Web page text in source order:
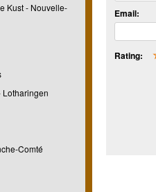
Kust - Nouvelle-
Lotharingen
Comté
Email:
Rating: